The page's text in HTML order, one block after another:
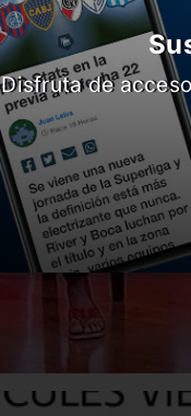
Disfruta de